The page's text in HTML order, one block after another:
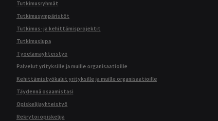
Tutkimusryhmät
Tutkimusympäristöt
Tutkimus- ja kehittämisprojektit
Tutkimuslupa
Työelämäyhteistyö
Palvelut yrityksille ja muille organisaatioille
Kehittämistyökalut yrityksille ja muille organisaatioille
Täydennä osaamistasi
Opiskelijayhteistyö
Rekrytoi opiskelija